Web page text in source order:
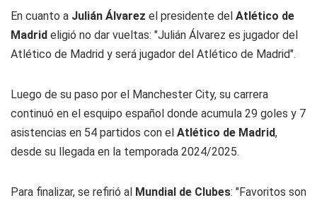
En cuanto a Julián Álvarez el presidente del Atlético de
Madrid eligió no dar vueltas: "Julián Álvarez es jugador del
Atlético de Madrid y será jugador del Atlético de Madrid".
Luego de su paso por el Manchester City, su carrera
continuó en el esquipo español donde acumula 29 goles y 7
asistencias en 54 partidos con el Atlético de Madrid,
desde su llegada en la temporada 2024/2025.
Para finalizar, se refirió al Mundial de Clubes: "Favoritos son